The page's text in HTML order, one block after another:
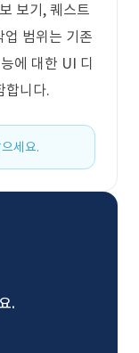
보기, 퀘스트
업 범위는 기존
에 대한 UI 디
합니다.
세요.
.